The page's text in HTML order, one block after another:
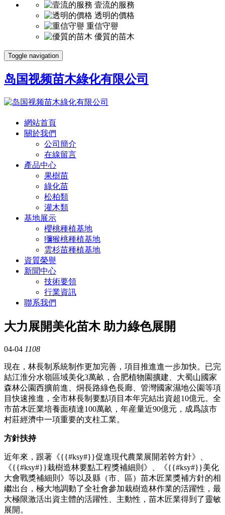
壹流的服務
透明的價格
重信守譽
優質的苗木
Toggle navigation
岛国视频苗木綠化有限公司
網站首頁
關於我們
公司簡介
在線留言
產品中心
果樹苗
綠化苗
松柏類
灌木類
基地展示
櫻桃種植基地
獼猴桃種植基地
雲杉苗種植基地
資質榮譽
新聞中心
技術要領
行業資訊
聯系我們
大力展開美化苗木 助力綠色展開
04-04 1108
現在，林長制系統制作更加完善，項目推進進一步加快。已完
結江淮分水嶺區域美化3萬畝，合肥植物園擴建、大蜀山國家
森林公園西擴前進、烔長路綠色長廊、管灣國家濕地公園等項
目快速推進，全市林長制要點項目本年完結出資超10億元。全
市苗木匠業培養面積達100萬畝，年産量近90億元，成爲該市
村莊經濟中一項重要的支柱工業。
方針扶持
近年來，跟著《{{#ksy#}}促進現代農業展開若幹方針》、
《{{#ksy#}}栽樹造林要點工程獎補細則》、《{{#ksy#}}美化
大會戰獎補細則》等以及縣（市、區）苗木匠業獎補方針的相
繼出台，極大地調動了全社會參加栽樹造林作業的活躍性，最
大極限激活出資主體的活躍性、主動性，苗木匠業得到了靈敏
展開。